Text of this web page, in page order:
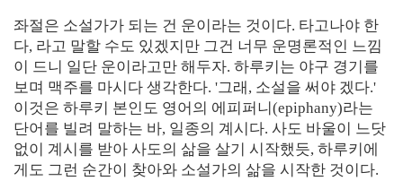
좌절은 소설가가 되는 건 운이라는 것이다. 타고나야 한
다, 라고 말할 수도 있겠지만 그건 너무 운명론적인 느낌
이 드니 일단 운이라고만 해두자. 하루키는 야구 경기를
보며 맥주를 마시다 생각한다. '그래, 소설을 써야 겠다.'
이것은 하루키 본인도 영어의 에피퍼니(epiphany)라는
단어를 빌려 말하는 바, 일종의 계시다. 사도 바울이 느닷
없이 계시를 받아 사도의 삶을 살기 시작했듯, 하루키에
게도 그런 순간이 찾아와 소설가의 삶을 시작한 것이다.